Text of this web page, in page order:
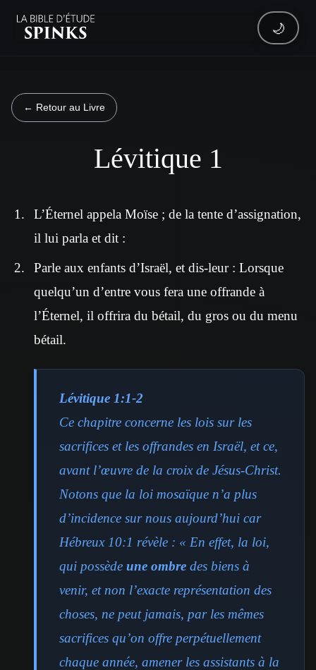
🌙
← Retour au Livre
Lévitique 1
L’Éternel appela Moïse ; de la tente d’assignation,
il lui parla et dit :
Parle aux enfants d’Israël, et dis-leur : Lorsque
quelqu’un d’entre vous fera une offrande à
l’Éternel, il offrira du bétail, du gros ou du menu
bétail.
Lévitique 1:1-2
Ce chapitre concerne les lois sur les
sacrifices et les offrandes en Israël, et ce,
avant l’œuvre de la croix de Jésus-Christ.
Notons que la loi mosaïque n’a plus
d’incidence sur nous aujourd’hui car
Hébreux 10:1 révèle : « En effet, la loi,
qui possède une ombre des biens à
venir, et non l’exacte représentation des
choses, ne peut jamais, par les mêmes
sacrifices qu’on offre perpétuellement
chaque année, amener les assistants à la